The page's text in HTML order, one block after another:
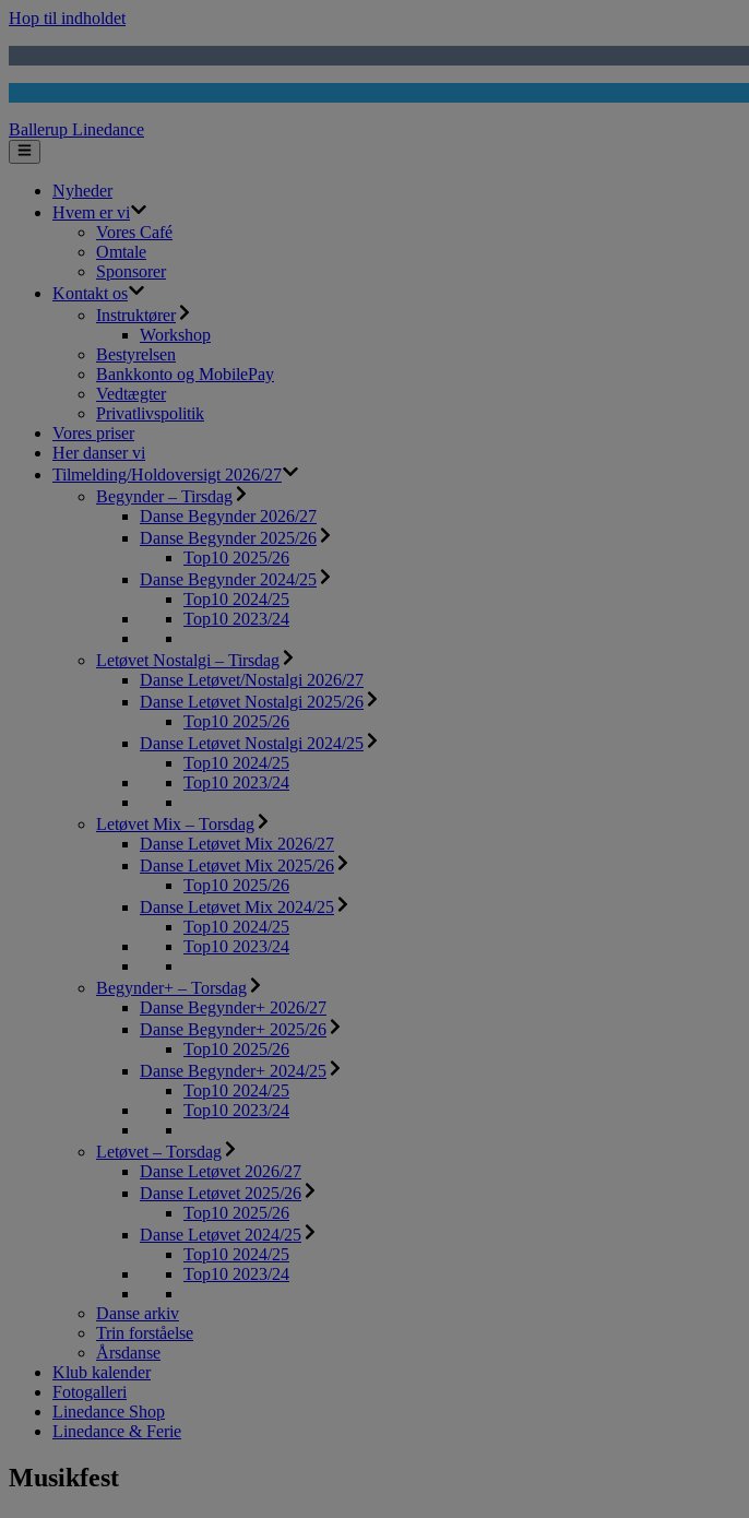
Hop til indholdet
Ballerup Linedance
Nyheder
Hvem er vi
Vores Café
Omtale
Sponsorer
Kontakt os
Instruktører
Workshop
Bestyrelsen
Bankkonto og MobilePay
Vedtægter
Privatlivspolitik
Vores priser
Her danser vi
Tilmelding/Holdoversigt 2026/27
Begynder – Tirsdag
Danse Begynder 2026/27
Danse Begynder 2025/26
Top10 2025/26
Danse Begynder 2024/25
Top10 2024/25
Top10 2023/24
Letøvet Nostalgi – Tirsdag
Danse Letøvet/Nostalgi 2026/27
Danse Letøvet Nostalgi 2025/26
Top10 2025/26
Danse Letøvet Nostalgi 2024/25
Top10 2024/25
Top10 2023/24
Letøvet Mix – Torsdag
Danse Letøvet Mix 2026/27
Danse Letøvet Mix 2025/26
Top10 2025/26
Danse Letøvet Mix 2024/25
Top10 2024/25
Top10 2023/24
Begynder+ – Torsdag
Danse Begynder+ 2026/27
Danse Begynder+ 2025/26
Top10 2025/26
Danse Begynder+ 2024/25
Top10 2024/25
Top10 2023/24
Letøvet – Torsdag
Danse Letøvet 2026/27
Danse Letøvet 2025/26
Top10 2025/26
Danse Letøvet 2024/25
Top10 2024/25
Top10 2023/24
Danse arkiv
Trin forståelse
Årsdanse
Klub kalender
Fotogalleri
Linedance Shop
Linedance & Ferie
Musikfest